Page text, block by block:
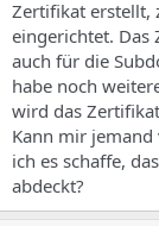
e
s
T
h
e
m
a
s
s
d
a
t
u
m
Zertifikat erstellt,
eingerichtet.
auch für die
habe noch
wird das
Kann mir jemand
ich es schaffe,
abdeckt?